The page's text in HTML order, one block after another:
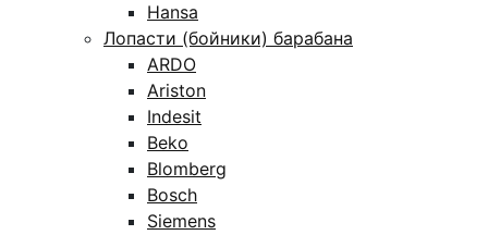
Hansa
Лопасти (бойники) барабана
ARDO
Ariston
Indesit
Beko
Blomberg
Bosch
Siemens